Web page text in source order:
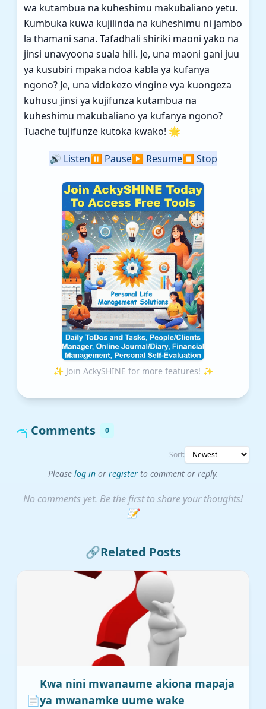
wa kutambua na kuheshimu makubaliano yetu.
Kumbuka kuwa kujilinda na kuheshimu ni jambo
la thamani sana. Tafadhali shiriki maoni yako na
jinsi unavyoona suala hili. Je, una maoni gani juu
ya kusubiri mpaka ndoa kabla ya kufanya
ngono? Je, una vidokezo vingine vya kuongeza
kuhusu jinsi ya kujifunza kutambua na
kuheshimu makubaliano ya kufanya ngono?
Tuache tujifunze kutoka kwako! 🌟
🔊 Listen⏸️ Pause▶️ Resume⏹️ Stop
✨ Join AckySHINE for more features! ✨
Comments 0
Sort:
Please log inor registerto comment or reply.
No comments yet. Be the first to share your thoughts!
📝
🔗Related Posts
📄
Kwa nini mwanaume akiona mapaja
ya mwanamke uume wake